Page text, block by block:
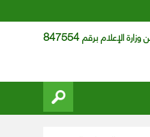
الإعلام برقم847554